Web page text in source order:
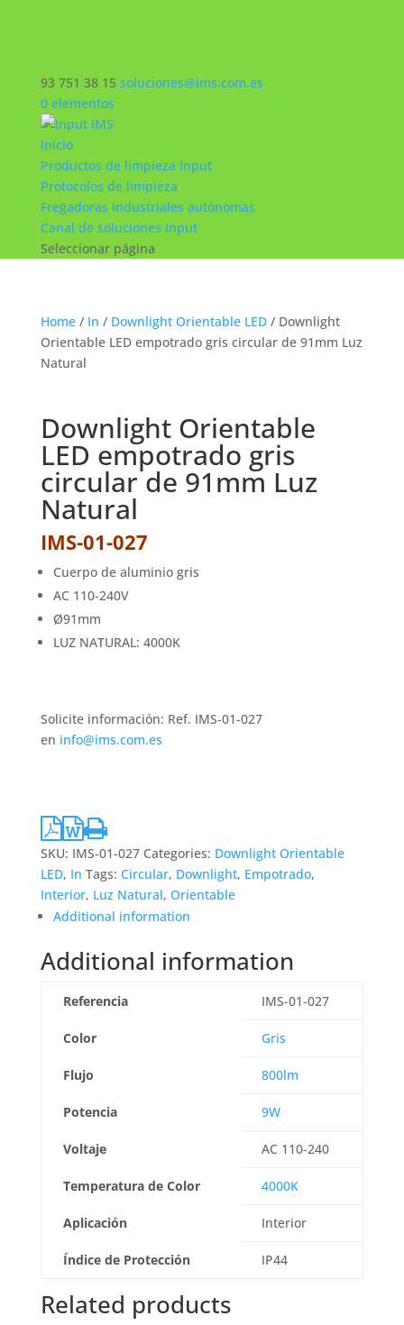
93 751 38 15 soluciones@ims.com.es
0 elementos
Inicio
Productos de limpieza Input
Protocolos de limpieza
Fregadoras industriales autónomas
Canal de soluciones Input
Seleccionar página
Home/ In / Downlight Orientable LED/ Downlight
Orientable LED empotrado gris circular de 91mm Luz
Natural
Downlight Orientable
LED empotrado gris
circular de 91mm Luz
Natural
IMS-01-027
Cuerpo de aluminio gris
AC 110-240V
Ø91mm
LUZ NATURAL: 4000K
Solicite información: Ref. IMS-01-027
en info@ims.com.es
SKU: IMS-01-027 Categories: Downlight Orientable
LED, In Tags: Circular, Downlight, Empotrado,
Interior, Luz Natural, Orientable
Additional information
Additional information
Referencia IMS-01-027
Color Gris
Flujo 800lm
Potencia 9W
Voltaje AC 110-240
Temperatura de Color 4000K
Aplicación Interior
Índice de Protección IP44
Related products